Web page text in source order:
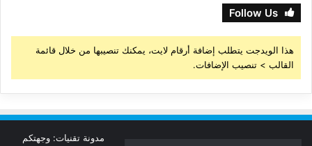
Follow Us
هذا الويدجت يتطلب إضافة أرقام لايت، يمكنك تنصيبها من خلال قائمة
القالب > تنصيب الإضافات.
مدونة تقنيات: وجهتكم